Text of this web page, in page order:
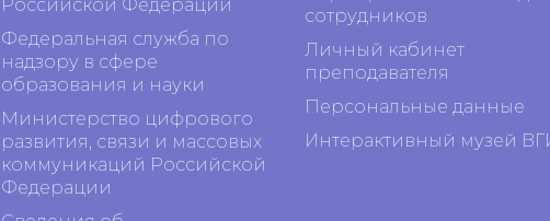
Российской Федерации
Федеральная служба по
надзору в сфере
образования и науки
Министерство цифрового
развития, связи и массовых
коммуникаций Российской
Федерации
сотрудников
Личный кабинет
преподавателя
Персональные данные
Интерактивный музей